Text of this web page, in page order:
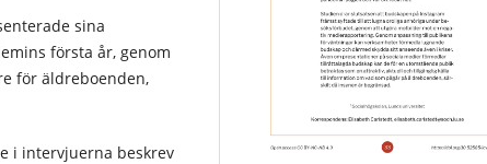
sina
första år, genom
för äldreboenden,
i intervjuerna beskrev